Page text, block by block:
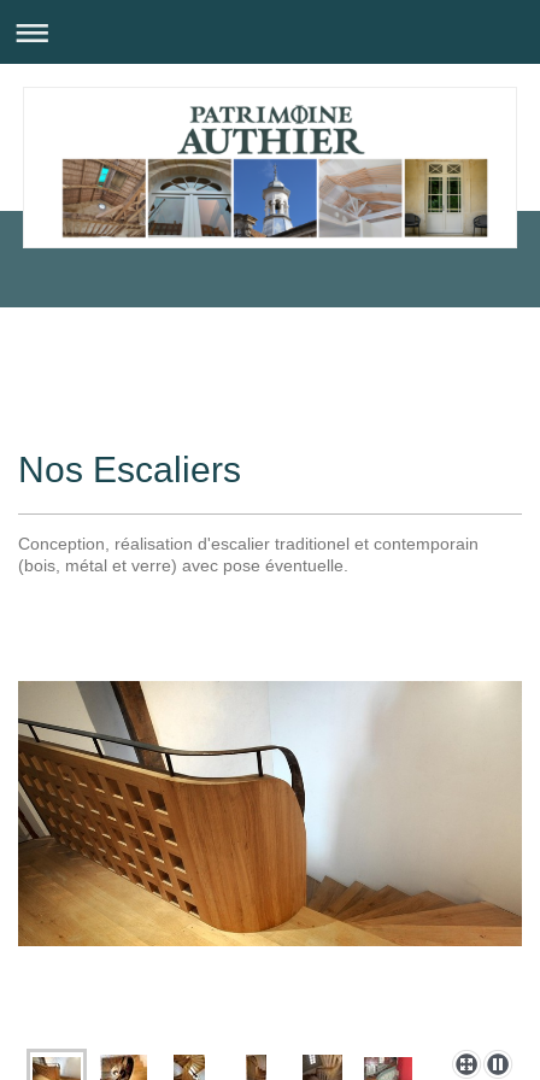
Nos Escaliers
Conception, réalisation d'escalier traditionel et contemporain
(bois, métal et verre) avec pose éventuelle.